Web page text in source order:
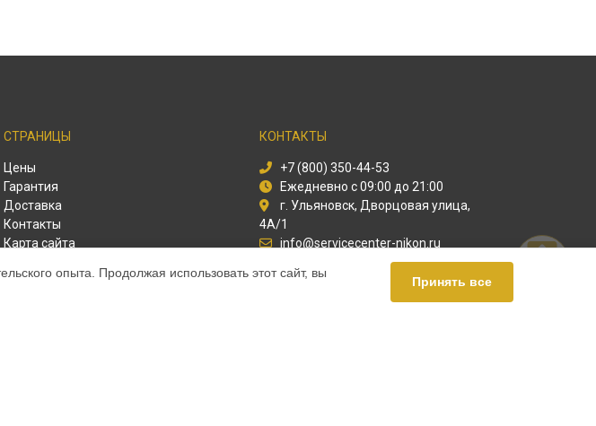
СТРАНИЦЫ
Цены
Гарантия
Доставка
Контакты
Карта сайта
КОНТАКТЫ
+7 (800) 350-44-53
Ежедневно с 09:00 до 21:00
г. Ульяновск, Дворцовая улица,
4А/1
info@servicecenter-nikon.ru
Политика конфиденциальности
опыта. Продолжая использовать этот сайт, вы
Принять все